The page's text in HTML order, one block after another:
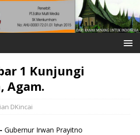
1 Kunjungi
Agam.
DKincai
Gubernur Irwan Prayitno